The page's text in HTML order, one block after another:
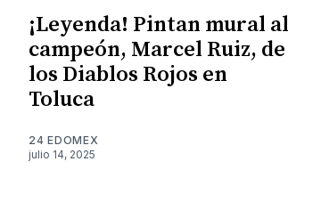
¡Leyenda! Pintan mural al
campeón, Marcel Ruiz, de
los Diablos Rojos en
Toluca
24 EDOMEX
julio 14, 2025